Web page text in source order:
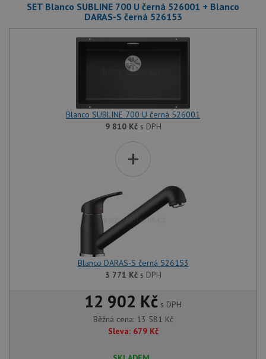
SET Blanco SUBLINE 700 U černá 526001 + Blanco
DARAS-S černá 526153
Blanco SUBLINE 700 U černá 526001
9 810 Kčs DPH
+
Blanco DARAS-S černá 526153
3 771 Kčs DPH
12 902 Kč s DPH
Běžná cena: 13 581 Kč
Sleva: 679 Kč